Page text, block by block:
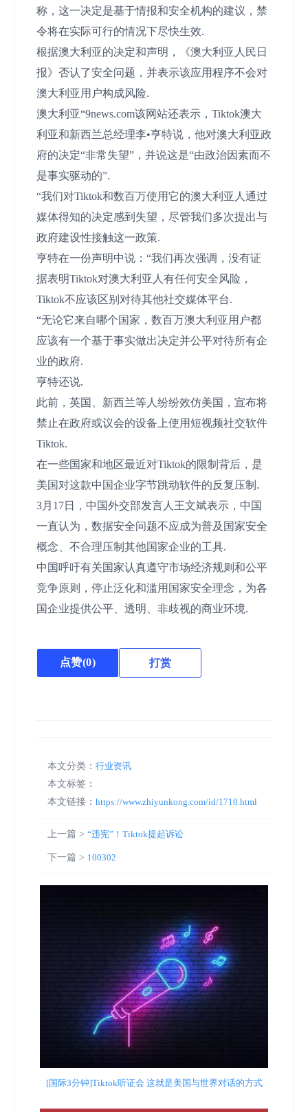
称，这一决定是基于情报和安全机构的建议，禁
令将在实际可行的情况下尽快生效.
根据澳大利亚的决定和声明，《澳大利亚人民日
报》否认了安全问题，并表示该应用程序不会对
澳大利亚用户构成风险.
澳大利亚“9news.com该网站还表示，Tiktok澳大
利亚和新西兰总经理李•亨特说，他对澳大利亚政
府的决定“非常失望”，并说这是“由政治因素而不
是事实驱动的”.
“我们对Tiktok和数百万使用它的澳大利亚人通过
媒体得知的决定感到失望，尽管我们多次提出与
政府建设性接触这一政策.
亨特在一份声明中说：“我们再次强调，没有证
据表明Tiktok对澳大利亚人有任何安全风险，
Tiktok不应该区别对待其他社交媒体平台.
“无论它来自哪个国家，数百万澳大利亚用户都
应该有一个基于事实做出决定并公平对待所有企
业的政府.
亨特还说.
此前，英国、新西兰等人纷纷效仿美国，宣布将
禁止在政府或议会的设备上使用短视频社交软件
Tiktok.
在一些国家和地区最近对Tiktok的限制背后，是
美国对这款中国企业字节跳动软件的反复压制.
3月17日，中国外交部发言人王文斌表示，中国
一直认为，数据安全问题不应成为普及国家安全
概念、不合理压制其他国家企业的工具.
中国呼吁有关国家认真遵守市场经济规则和公平
竞争原则，停止泛化和滥用国家安全理念，为各
国企业提供公平、透明、非歧视的商业环境.
点赞(0) 打赏
本文分类： 行业资讯
本文标签：
本文链接： https://www.zhiyunkong.com/id/1710.html
上一篇 > “违宪”！Tiktok提起诉讼
下一篇 > 100302
[国际3分钟]Tiktok听证会 这就是美国与世界对话的方式